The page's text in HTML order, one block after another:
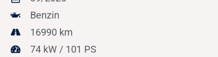
Benzin
16990 km
74 kW / 101 PS